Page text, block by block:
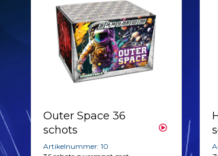
Outer Space 36
schots
Artikelnummer: 10